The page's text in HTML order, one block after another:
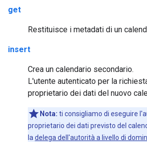
get
Restituisce i metadati di un
insert
Crea un calendario secondario.
L'utente autenticato per la
proprietario dei dati del nuovo
Nota: ti consigliamo di eseguire
proprietario dei dati previsto del
la delega dell'autorità a livello di